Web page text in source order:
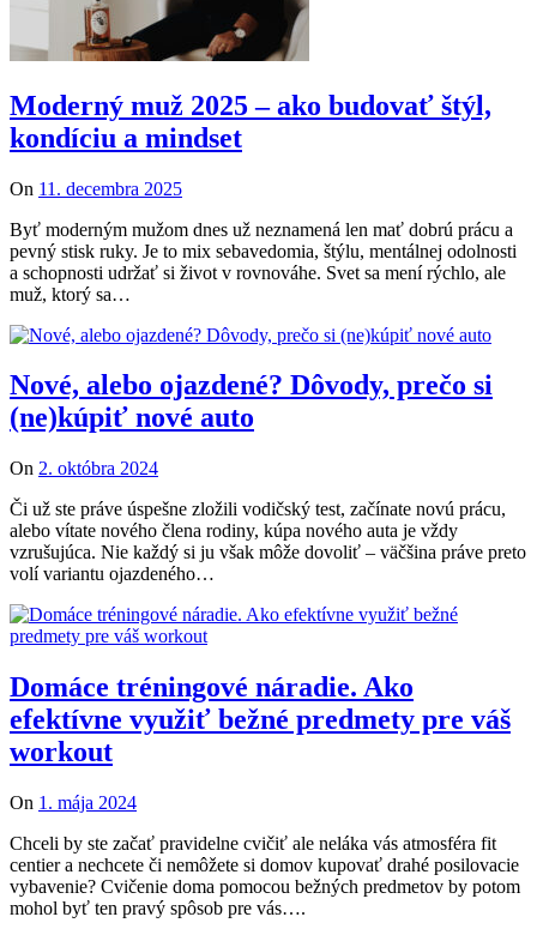
Moderný muž 2025 – ako budovať štýl,
kondíciu a mindset
On 11. decembra 2025
Byť moderným mužom dnes už neznamená len mať dobrú prácu a
pevný stisk ruky. Je to mix sebavedomia, štýlu, mentálnej odolnosti
a schopnosti udržať si život v rovnováhe. Svet sa mení rýchlo, ale
muž, ktorý sa…
Nové, alebo ojazdené? Dôvody, prečo si
(ne)kúpiť nové auto
On 2. októbra 2024
Či už ste práve úspešne zložili vodičský test, začínate novú prácu,
alebo vítate nového člena rodiny, kúpa nového auta je vždy
vzrušujúca. Nie každý si ju však môže dovoliť – väčšina práve preto
volí variantu ojazdeného…
Domáce tréningové náradie. Ako
efektívne využiť bežné predmety pre váš
workout
On 1. mája 2024
Chceli by ste začať pravidelne cvičiť ale neláka vás atmosféra fit
centier a nechcete či nemôžete si domov kupovať drahé posilovacie
vybavenie? Cvičenie doma pomocou bežných predmetov by potom
mohol byť ten pravý spôsob pre vás….